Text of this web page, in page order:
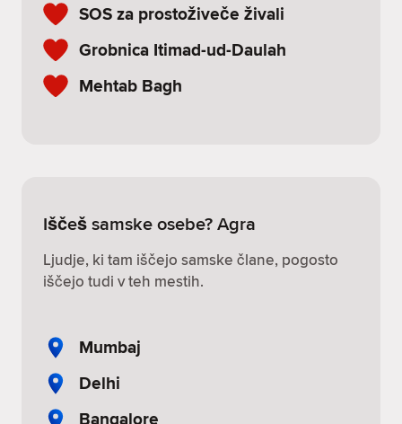
SOS za prostoživeče živali
Grobnica Itimad-ud-Daulah
Mehtab Bagh
Iščeš samske osebe? Agra
Ljudje, ki tam iščejo samske člane, pogosto
iščejo tudi v teh mestih.
Mumbaj
Delhi
Bangalore